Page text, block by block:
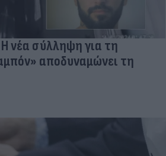
νέα σύλληψη για τη
αποδυναμώνει τη